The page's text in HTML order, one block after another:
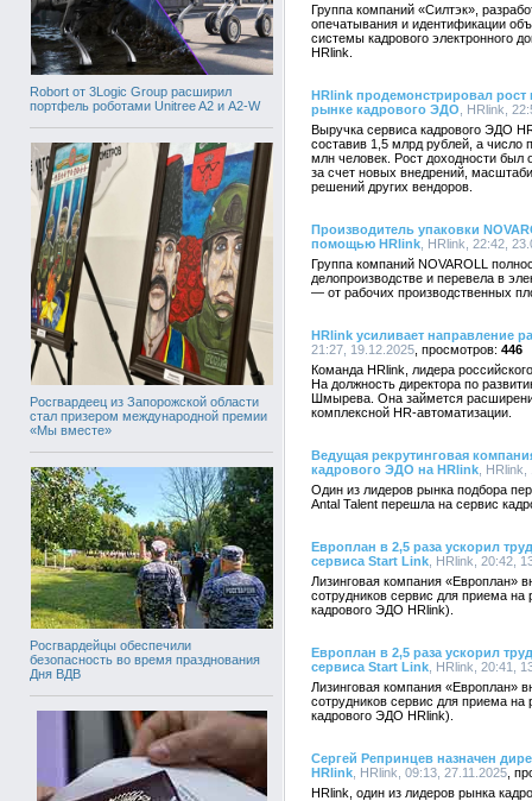
Robort от 3Logic Group расширил
портфель роботами Unitree A2 и A2-W
Росгвардеец из Запорожской области
стал призером международной премии
«Мы вместе»
Росгвардейцы обеспечили
безопасность во время празднования
Дня ВДВ
Группа компаний «Силтэк»,
опечатывания и идентификации
системы кадрового электронного
HRlink.
HRlink продемонстрировал рост
рынке кадрового ЭДО , HRlink,
Выручка сервиса кадрового ЭДО
составив 1,5 млрд рублей, а
млн человек. Рост доходности был
за счет новых внедрений,
решений других вендоров.
Производитель упаковки
помощью HRlink , HRlink, 22:42,
Группа компаний NOVAROLL
делопроизводстве и перевела в
— от рабочих производственных
HRlink усиливает направление
21:27, 19.12.2025
446
Команда HRlink, лидера
На должность директора по
Шмырева. Она займется
комплексной HR-автоматизации.
Ведущая рекрутинговая
кадрового ЭДО на HRlink ,
Один из лидеров рынка подбора
Antal Talent перешла на сервис
Европлан в 2,5 раза ускорил
сервиса Start Link , HRlink, 20:42,
Лизинговая компания «Европлан»
сотрудников сервис для приема на
кадрового ЭДО HRlink).
Европлан в 2,5 раза ускорил
сервиса Start Link , HRlink, 20:41,
Лизинговая компания «Европлан»
сотрудников сервис для приема на
кадрового ЭДО HRlink).
Сергей Репринцев назначен
HRlink , HRlink, 09:13, 27.11.2025
HRlink, один из лидеров рынка